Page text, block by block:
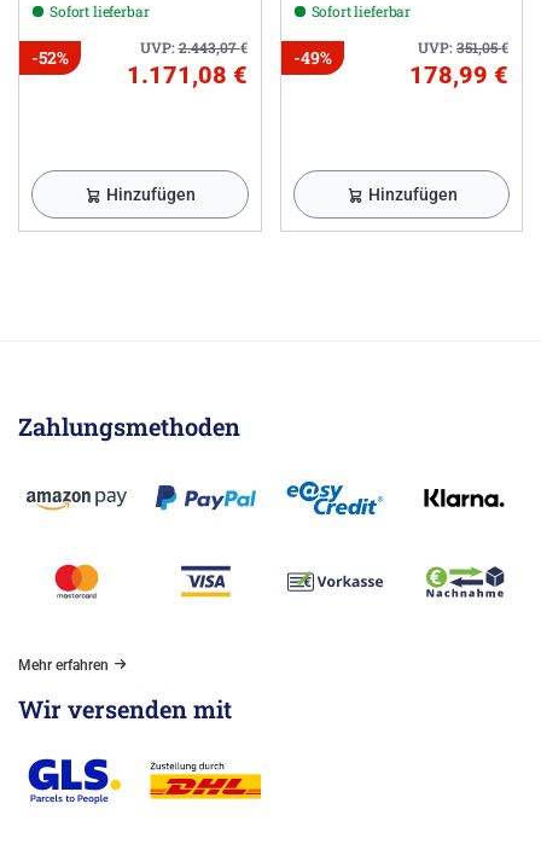
Sofort lieferbar
UVP:2.443,07€
-52%
1.171,08 €
Hinzufügen
Sofort lieferbar
UVP:351,05€
-49%
178,99 €
Hinzufügen
Zahlungsmethoden
Mehr erfahren
Wir versenden mit